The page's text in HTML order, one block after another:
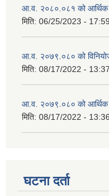
आ.व. २०८०.०८१ को आर्थिक
मिति: 06/25/2023 - 17:59
आ.व. २०७९.०८० को
मिति: 08/17/2022 - 13:37
आ.व. २०७९.०८० को आर्थिक
मिति: 08/17/2022 - 13:36
घटना दर्ता